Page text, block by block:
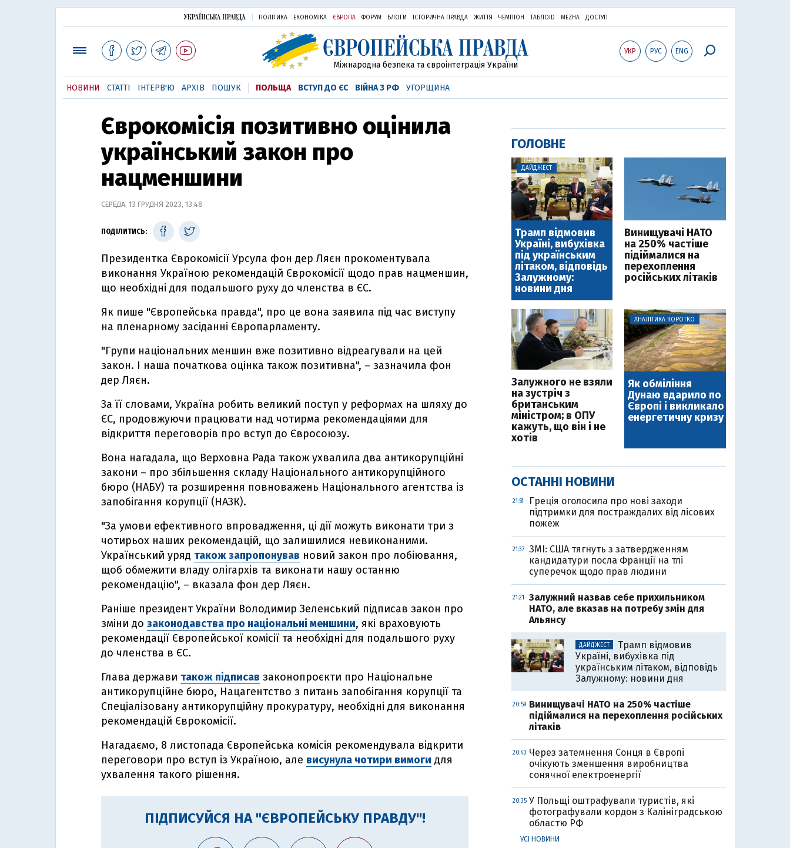
ПОЛІТИКА ЕКОНОМІКА ЄВРОПА ФОРУМ БЛОГИ ІСТОРИЧНА ПРАВДА ЖИТТЯ ЧЕМПІОН ТАБЛОID MEZHA ДОСТУП
УКР РУС ENG
Міжнародна безпека та євроінтеграція України
НОВИНИ СТАТТІ ІНТЕРВ'Ю АРХІВ ПОШУК ПОЛЬЩА ВСТУП ДО ЄС ВІЙНА З РФ УГОРЩИНА
Єврокомісія позитивно оцінила
український закон про
нацменшини
СЕРЕДА, 13 ГРУДНЯ 2023, 13:48
ПОДІЛИТИСЬ:
Президентка Єврокомісії Урсула фон дер Ляєн прокоментувала
виконання Україною рекомендацій Єврокомісії щодо прав нацменшин,
що необхідні для подальшого руху до членства в ЄС.
Як пише "Європейська правда", про це вона заявила під час виступу
на пленарному засіданні Європарламенту.
"Групи національних меншин вже позитивно відреагували на цей
закон. І наша початкова оцінка також позитивна", – зазначила фон
дер Ляєн.
За її словами, Україна робить великий поступ у реформах на шляху до
ЄС, продовжуючи працювати над чотирма рекомендаціями для
відкриття переговорів про вступ до Євросоюзу.
Вона нагадала, що Верховна Рада також ухвалила два антикорупційні
закони – про збільшення складу Національного антикорупційного
бюро (НАБУ) та розширення повноважень Національного агентства із
запобігання корупції (НАЗК).
"За умови ефективного впровадження, ці дії можуть виконати три з
чотирьох наших рекомендацій, що залишилися невиконаними.
Український уряд також запропонував новий закон про лобіювання,
щоб обмежити владу олігархів та виконати нашу останню
рекомендацію", – вказала фон дер Ляєн.
Раніше президент України Володимир Зеленський підписав закон про
зміни до законодавства про національні меншини, які враховують
рекомендації Європейської комісії та необхідні для подальшого руху
до членства в ЄС.
Глава держави також підписав законопроєкти про Національне
антикорупційне бюро, Нацагентство з питань запобігання корупції та
Спеціалізовану антикорупційну прокуратуру, необхідні для виконання
рекомендацій Єврокомісії.
Нагадаємо, 8 листопада Європейська комісія рекомендувала відкрити
переговори про вступ із Україною, але висунула чотири вимоги для
ухвалення такого рішення.
ПІДПИСУЙСЯ НА "ЄВРОПЕЙСЬКУ ПРАВДУ"!
ГОЛОВНЕ
ДАЙДЖЕСТ
Трамп відмовив
Україні, вибухівка
під українським
літаком, відповідь
Залужному:
новини дня
Винищувачі НАТО
на 250% частіше
підіймалися на
перехоплення
російських літаків
Залужного не взяли
на зустріч з
британським
міністром; в ОПУ
кажуть, що він і не
хотів
АНАЛІТИКА КОРОТКО
Як обміління
Дунаю вдарило по
Європі і викликало
енергетичну кризу
ОСТАННІ НОВИНИ
21:51
Греція оголосила про нові заходи
підтримки для постраждалих від лісових
пожеж
21:37
ЗМІ: США тягнуть з затвердженням
кандидатури посла Франції на тлі
суперечок щодо прав людини
21:21
Залужний назвав себе прихильником
НАТО, але вказав на потребу змін для
Альянсу
ДАЙДЖЕСТ
Трамп відмовив
Україні, вибухівка під
українським літаком, відповідь
Залужному: новини дня
20:59 Винищувачі НАТО на 250% частіше
підіймалися на перехоплення російських
літаків
20:43 Через затемнення Сонця в Європі
очікують зменшення виробництва
сонячної електроенергії
20:35 У Польщі оштрафували туристів, які
фотографували кордон з Калініградською
областю РФ
УСІ НОВИНИ